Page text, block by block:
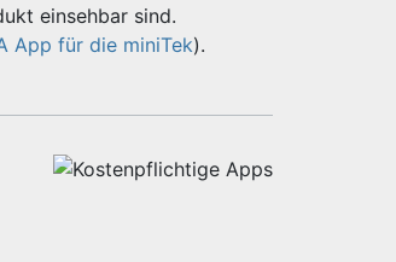
einsehbar sind.
App für die miniTek).